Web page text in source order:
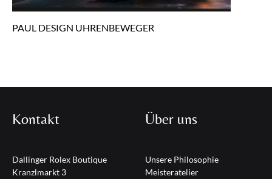
PAUL DESIGN UHRENBEWEGER
Kontakt
Dallinger Rolex Boutique
Kranzlmarkt 3
Über uns
Unsere Philosophie
Meisteratelier